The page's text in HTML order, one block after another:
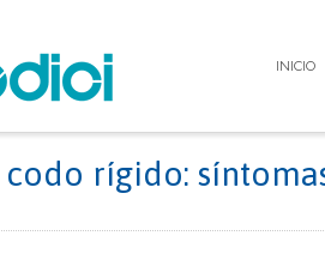
INICIO
rígido: